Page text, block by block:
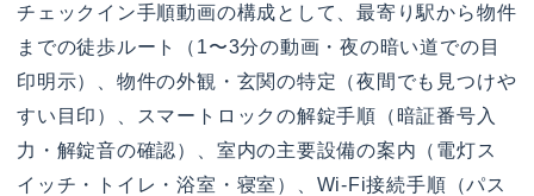
チェックイン手順動画の構成として、最寄り駅から物件
までの徒歩ルート（1〜3分の動画・夜の暗い道での目
印明示）、物件の外観・玄関の特定（夜間でも見つけや
すい目印）、スマートロックの解錠手順（暗証番号入
力・解錠音の確認）、室内の主要設備の案内（電灯ス
イッチ・トイレ・浴室・寝室）、Wi-Fi接続手順（パス